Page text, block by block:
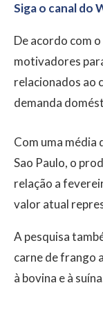
Siga o canal do
De acordo com
motivadores
relacionados ao
demanda
Com uma média
Sao Paulo, o
relação a
valor atual
A pesquisa
carne de frango
à bovina e à